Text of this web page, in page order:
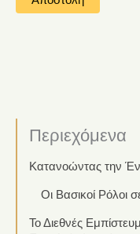
Περιεχόμενα
Κατανοώντας την
Οι Βασικοί Ρόλοι
Το Διεθνές